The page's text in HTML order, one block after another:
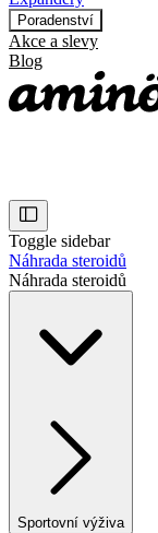
Poradenství
Akce a slevy
Blog
Toggle sidebar
Náhrada steroidů
Náhrada steroidů
Sportovní výživa